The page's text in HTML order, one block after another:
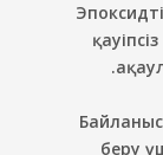
беру